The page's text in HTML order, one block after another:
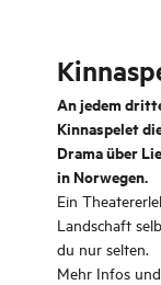
An jedem
Kinnaspelet
Drama über
in Norwegen.
Ein
Landschaft
du nur selten.
Mehr Infos